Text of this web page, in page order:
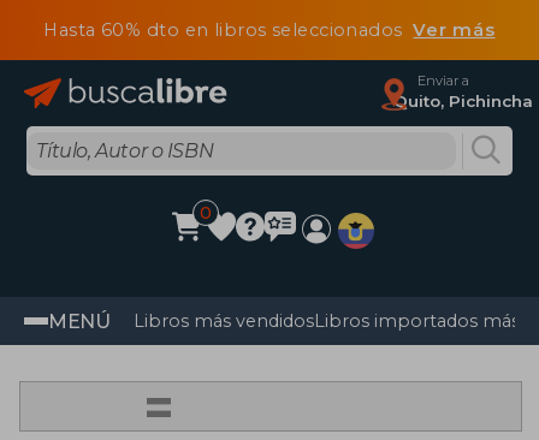
Hasta 60% dto en libros seleccionadosVer más
Enviar a
Quito, Pichincha
0
MENÚ Libros más vendidosLibros importados más
=